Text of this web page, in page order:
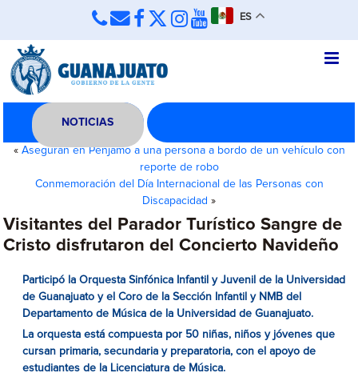
ES
NOTICIAS
« Aseguran en Pénjamo a una persona a bordo de un vehículo con
reporte de robo
Conmemoración del Día Internacional de las Personas con
Discapacidad »
Visitantes del Parador Turístico Sangre de
Cristo disfrutaron del Concierto Navideño
Participó la Orquesta Sinfónica Infantil y Juvenil de la Universidad
de Guanajuato y el Coro de la Sección Infantil y NMB del
Departamento de Música de la Universidad de Guanajuato.
La orquesta está compuesta por 50 niñas, niños y jóvenes que
cursan primaria, secundaria y preparatoria, con el apoyo de
estudiantes de la Licenciatura de Música.